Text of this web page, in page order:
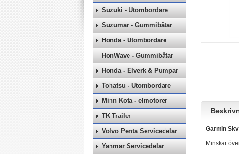
Suzuki - Utombordare
Suzumar - Gummibåtar
Honda - Utombordare
HonWave - Gummibåtar
Honda - Elverk & Pumpar
Tohatsu - Utombordare
Minn Kota - elmotorer
TK Trailer
Volvo Penta Servicedelar
Yanmar Servicedelar
Garmin
Minskar